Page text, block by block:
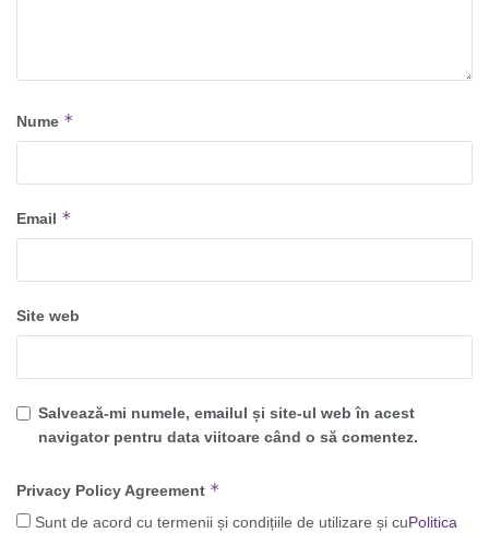
Nume *
Email *
Site web
Salvează-mi numele, emailul și site-ul web în acest
navigator pentru data viitoare când o să comentez.
Privacy Policy Agreement *
Sunt de acord cu termenii și condițiile de utilizare și cuPolitica